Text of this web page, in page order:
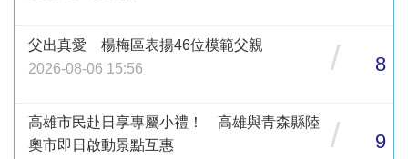
父出真愛 楊梅區表揚46位模範父親
2026-08-06 15:56
/ 8
高雄市民赴日享專屬小禮！ 高雄與青森縣陸
奧市即日啟動景點互惠
/ 9